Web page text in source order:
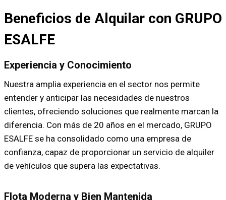
Beneficios de Alquilar con GRUPO
ESALFE
Experiencia y Conocimiento
Nuestra amplia experiencia en el sector nos permite
entender y anticipar las necesidades de nuestros
clientes, ofreciendo soluciones que realmente marcan la
diferencia. Con más de 20 años en el mercado, GRUPO
ESALFE se ha consolidado como una empresa de
confianza, capaz de proporcionar un servicio de alquiler
de vehículos que supera las expectativas.
Flota Moderna y Bien Mantenida